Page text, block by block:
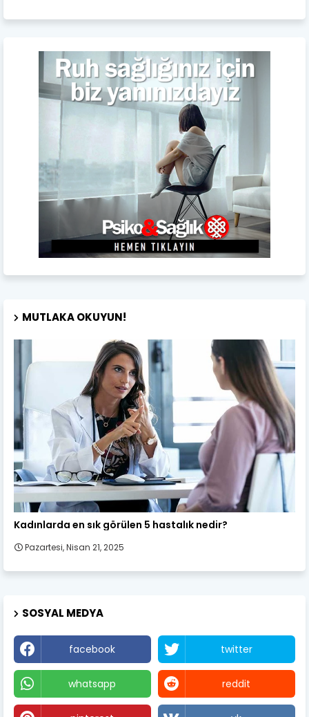
MUTLAKA OKUYUN!
Kadın Sağlığı
Kadınlarda en sık görülen 5 hastalık nedir?
Pazartesi, Nisan 21, 2025
SOSYAL MEDYA
facebook twitter
whatsapp reddit